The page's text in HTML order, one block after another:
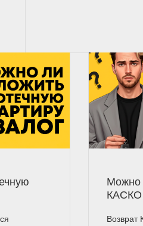
Можно
КАСКО
Возврат